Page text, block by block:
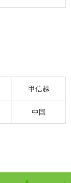
甲信越
中国